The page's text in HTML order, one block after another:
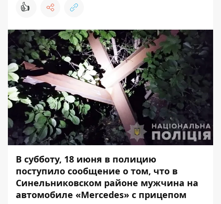
👍
В субботу, 18 июня в полицию
поступило сообщение о том, что в
Синельниковском районе мужчина на
автомобиле «Merсеdes» с прицепом